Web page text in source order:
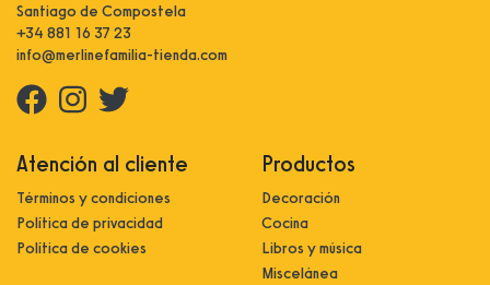
Santiago de Compostela
+34 881 16 37 23
info@merlinefamilia-tienda.com
Atención al cliente
Términos y condiciones
Política de privacidad
Política de cookies
Productos
Decoración
Cocina
Libros y música
Miscelánea